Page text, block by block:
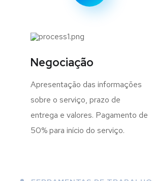
Negociação
Apresentação das informações
sobre o serviço, prazo de
entrega e valores. Pagamento de
50% para início do serviço.